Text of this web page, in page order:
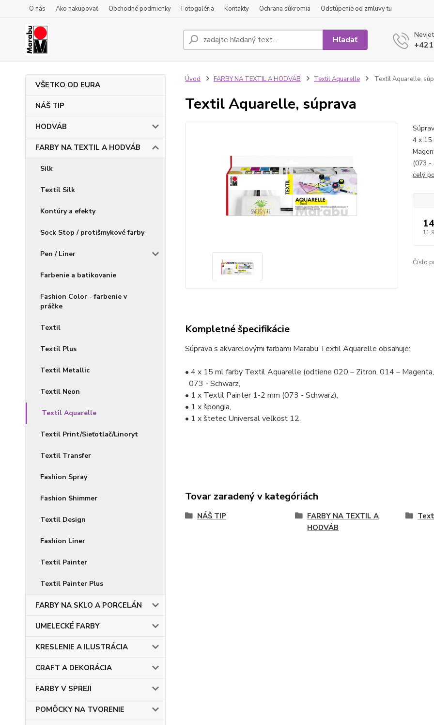
O nás Ako nakupovať Obchodné podmienky Fotogaléria Kontakty Ochrana súkromia Odstúpenie od zmluvy tu
Hľadať
VŠETKO OD EURA
NÁŠ TIP
HODVÁB
FARBY NA TEXTIL A HODVÁB
Silk
Textil Silk
Kontúry a efekty
Sock Stop / protišmykové farby
Pen / Liner
Farbenie a batikovanie
Fashion Color - farbenie v
práčke
Textil
Textil Plus
Textil Metallic
Textil Neon
Textil Aquarelle
Textil Print/Sieťotlač/Linoryt
Textil Transfer
Fashion Spray
Fashion Shimmer
Textil Design
Fashion Liner
Textil Painter
Textil Painter Plus
FARBY NA SKLO A PORCELÁN
UMELECKÉ FARBY
KRESLENIE A ILUSTRÁCIA
CRAFT A DEKORÁCIA
FARBY V SPREJI
POMÔCKY NA TVORENIE
Úvod FARBY NA TEXTIL A HODVÁB Textil Aquarelle Textil Aquarelle,
Textil Aquarelle, súprava
4 x 15
(073 -
celý
Číslo
Kompletné špecifikácie
Súprava s akvarelovými farbami Marabu Textil Aquarelle obsahuje:
• 4 x 15 ml farby Textil Aquarelle (odtiene 020 – Zitron, 014 –
073 - Schwarz,
• 1 x Textil Painter 1-2 mm (073 - Schwarz),
• 1 x špongia,
• 1 x štetec Universal veľkosť 12.
Tovar zaradený v kategóriách
NÁŠ TIP
FARBY NA TEXTIL A
HODVÁB